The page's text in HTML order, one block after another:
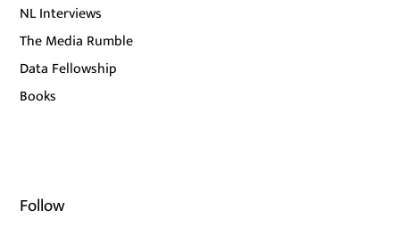
NL Interviews
The Media Rumble
Data Fellowship
Books
Follow